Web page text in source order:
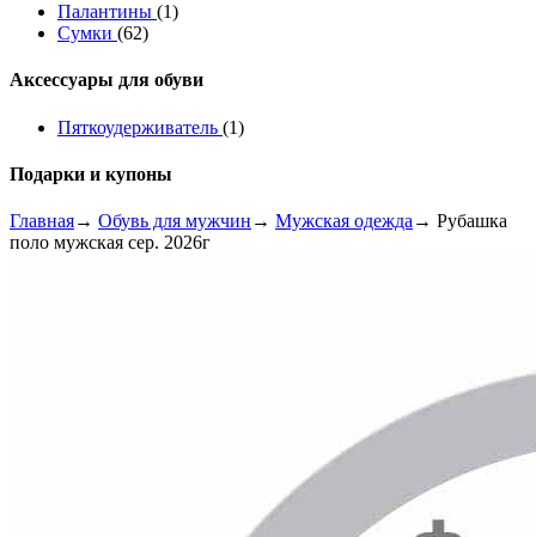
Палантины (1)
Сумки (62)
Аксессуары для обуви
Пяткоудерживатель (1)
Подарки и купоны
Главная→ Обувь для мужчин → Мужская одежда → Рубашка
поло мужская сер. 2026г